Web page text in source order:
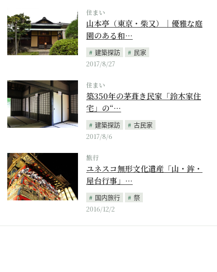
住まい
山本亭（東京・柴又）｜優雅な庭
園のある和…
建築探訪
民家
2017/8/27
住まい
築350年の茅葺き民家「鈴木家住
宅」の“…
建築探訪
古民家
2017/8/6
旅行
ユネスコ無形文化遺産「山・鉾・
屋台行事」…
国内旅行
祭
2016/12/2